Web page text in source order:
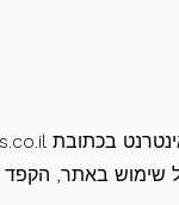
שימוש באתר,